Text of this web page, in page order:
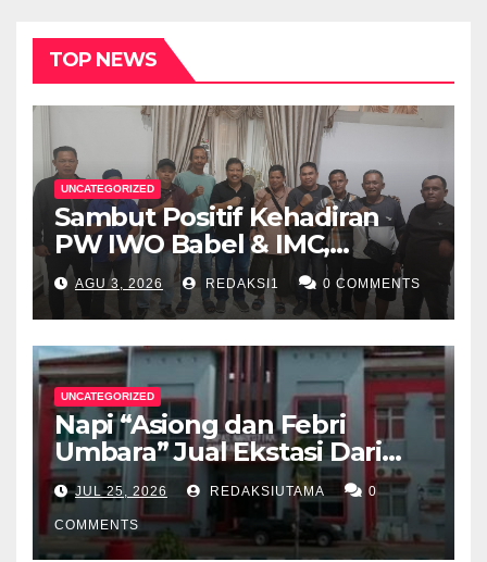
TOP NEWS
UNCATEGORIZED
Sambut Positif Kehadiran
PW IWO Babel & IMC,
Walikota Pangkalpinang
Apresiasi Peran Media Online
AGU 3, 2026 REDAKSI1 0 COMMENTS
UNCATEGORIZED
Napi “Asiong dan Febri
Umbara” Jual Ekstasi Dari
Dalam Lapas Rp 12 Juta/40
Butir
JUL 25, 2026 REDAKSIUTAMA 0
COMMENTS